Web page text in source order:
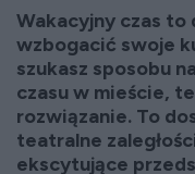
Wakacyjny czas to
wzbogacić swoje
szukasz sposobu
czasu w mieście,
rozwiązanie. To
teatralne
ekscytujące